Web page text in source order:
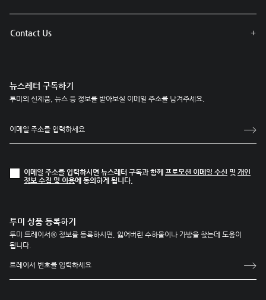
Contact Us
뉴스레터 구독하기
투미의 신제품, 뉴스 등 정보를 받아보실 이메일 주소를 남겨주세요.
이메일 주소를 입력하시면 뉴스레터 구독과 함께 프로모션 이메일 수신 및 개인
정보 수집 및 이용에 동의하게 됩니다.
투미 상품 등록하기
투미 트레이서® 정보를 등록하시면, 잃어버린 수하물이나 가방을 찾는데 도움이
됩니다.